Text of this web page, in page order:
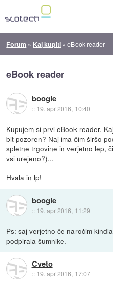
Forum » Kaj kupiti »eBook reader
eBook reader
boogle
:: 19. apr 2016, 10:40
Kupujem si prvi eBook reader.
bit pozoren? Naj ima čim širšo
spletne trgovine in verjetno lep,
vsi urejeno?)...
Hvala in lp!
boogle
:: 19. apr 2016, 11:29
Ps: saj verjetno če naročim
podpirala šumnike.
Cveto
:: 19. apr 2016, 17:07